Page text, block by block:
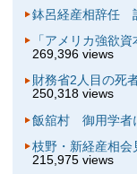
鉢呂経産相辞任
「アメリカ強欲
269,396 views
財務省2人目の死
250,318 views
飯舘村 御用学者
枝野・新経産相
215,975 views